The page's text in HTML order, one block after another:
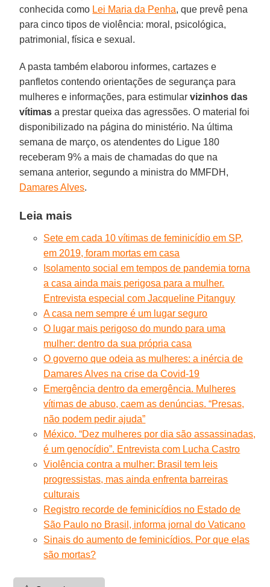
conhecida como Lei Maria da Penha, que prevê pena
para cinco tipos de violência: moral, psicológica,
patrimonial, física e sexual.
A pasta também elaborou informes, cartazes e
panfletos contendo orientações de segurança para
mulheres e informações, para estimularvizinhos das
vítimas a prestar queixa das agressões. O material foi
disponibilizado na página do ministério. Na última
semana de março, os atendentes do Ligue 180
receberam 9% a mais de chamadas do que na
semana anterior, segundo a ministra do MMFDH,
Damares Alves.
Leia mais
Sete em cada 10 vítimas de feminicídio em SP,
em 2019, foram mortas em casa
Isolamento social em tempos de pandemia torna
a casa ainda mais perigosa para a mulher.
Entrevista especial com Jacqueline Pitanguy
A casa nem sempre é um lugar seguro
O lugar mais perigoso do mundo para uma
mulher: dentro da sua própria casa
O governo que odeia as mulheres: a inércia de
Damares Alves na crise da Covid-19
Emergência dentro da emergência. Mulheres
vítimas de abuso, caem as denúncias. “Presas,
não podem pedir ajuda”
México. “Dez mulheres por dia são assassinadas,
é um genocídio”. Entrevista com Lucha Castro
Violência contra a mulher: Brasil tem leis
progressistas, mas ainda enfrenta barreiras
culturais
Registro recorde de feminicídios no Estado de
São Paulo no Brasil, informa jornal do Vaticano
Sinais do aumento de feminicídios. Por que elas
são mortas?